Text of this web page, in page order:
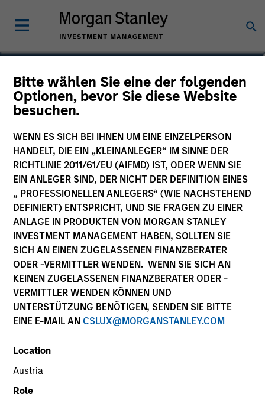
Bitte wählen Sie eine der folgenden
Optionen, bevor Sie diese Website
besuchen.
WENN ES SICH BEI IHNEN UM EINE EINZELPERSON
HANDELT, DIE EIN „KLEINANLEGER“ IM SINNE DER
RICHTLINIE 2011/61/EU (AIFMD) IST, ODER WENN SIE
EIN ANLEGER SIND, DER NICHT DER DEFINITION EINES
„ PROFESSIONELLEN ANLEGERS“ (WIE NACHSTEHEND
DEFINIERT) ENTSPRICHT, UND SIE FRAGEN ZU EINER
ANLAGE IN PRODUKTEN VON MORGAN STANLEY
INVESTMENT MANAGEMENT HABEN, SOLLTEN SIE
SICH AN EINEN ZUGELASSENEN FINANZBERATER
ODER -VERMITTLER WENDEN. WENN SIE SICH AN
KEINEN ZUGELASSENEN FINANZBERATER ODER -
VERMITTLER WENDEN KÖNNEN UND
UNTERSTÜTZUNG BENÖTIGEN, SENDEN SIE BITTE
EINE E-MAIL AN CSLUX@MORGANSTANLEY.COM
Location
Austria
Role
Calvin White
Executive Director